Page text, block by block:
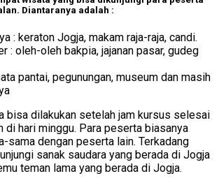
Diantaranya adalah :
: keraton Jogja, makam raja-raja, candi.
: oleh-oleh bakpia, jajanan pasar, gudeg
pantai, pegunungan, museum dan masih
bisa dilakukan setelah jam kursus selesai
di hari minggu. Para peserta biasanya
sama dengan peserta lain. Terkadang
sanak saudara yang berada di Jogja
teman lama yang berada di Jogja.